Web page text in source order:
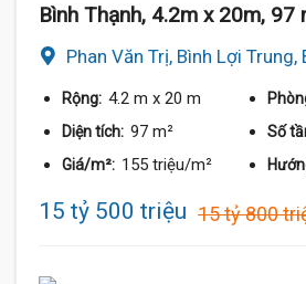
Bình Thạnh, 4.2m x 20m, 97
Phan Văn Trị, Bình Lợi Trung,
Rộng: 4.2 m x 20 m
Diện tích: 97 m² Số
Giá/m²: 155 triệu/m²
15 tỷ 500 triệu 15 tỷ 800